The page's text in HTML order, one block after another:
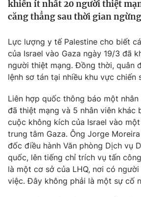
Tin tức
Câu chuyện quốc tế
Kinh tế
Tài chính
Thị trường
Góc doanh nghiệp
Dữ liệu và đời sống
Truyền hình
Phim VTV
Hậu trường
Nhân vật
Khán giả
Giải sao mai
Giải trí
Điện ảnh
Âm nhạc
Sao
Đời sống
Du lịch
Làm đẹp
Giáo dục
Tuyển sinh
khiến ít nhất 20 người thiệt
căng thẳng sau thời gian
Lực lượng y tế Palestine cho biết
của Israel vào Gaza ngày 19/3 đã
người thiệt mạng. Đồng thời, quân
lệnh sơ tán tại nhiều khu vực chiến
Liên hợp quốc thông báo một
đã thiệt mạng và 5 nhân viên khác
cuộc không kích của Israel vào
trung tâm Gaza. Ông Jorge
đốc điều hành Văn phòng Dịch vụ
quốc, lên tiếng chỉ trích vụ tấn
là một cơ sở của LHQ, nơi có
việc. Đây không phải là một sự cố